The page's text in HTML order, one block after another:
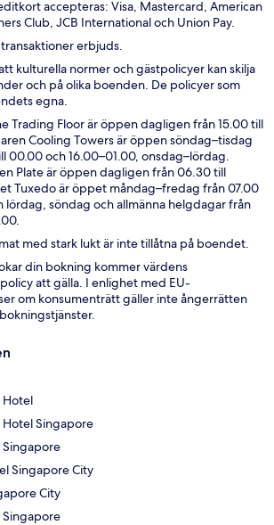
accepteras: Visa, Mastercard, American
Club, JCB International och Union Pay.
erbjuds.
kulturella normer och gästpolicyer kan skilja
och på olika boenden. De policyer som
egna.
Trading Floor är öppen dagligen från 15.00 till
Cooling Towers är öppen söndag–tisdag
00.00 och 16.00–01.00, onsdag–lördag.
Plate är öppen dagligen från 06.30 till
Tuxedo är öppet måndag–fredag från 07.00
lördag, söndag och allmänna helgdagar från
med stark lukt är inte tillåtna på boendet.
din bokning kommer värdens
att gälla. I enlighet med EU-
om konsumenträtt gäller inte ångerrätten
Hotel
Hotel Singapore
Singapore
Singapore City
City
Singapore